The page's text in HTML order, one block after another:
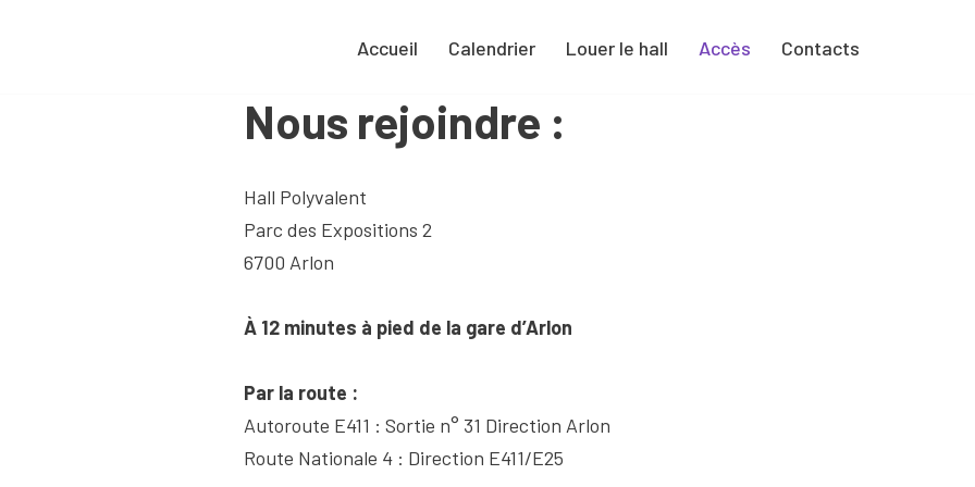
Accueil Calendrier Louer le hall Accès Contacts
Nous rejoindre :
Hall Polyvalent
Parc des Expositions 2
6700 Arlon
À 12 minutes à pied de la gare d’Arlon
Par la route :
Autoroute E411 : Sortie n° 31 Direction Arlon
Route Nationale 4 : Direction E411/E25